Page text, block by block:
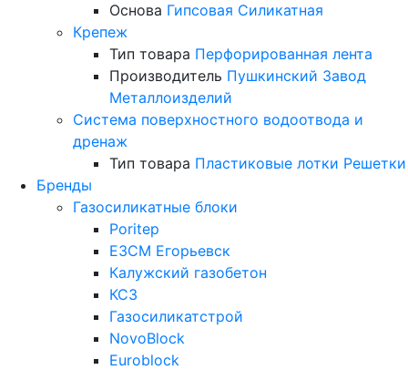
Основа Гипсовая Силикатная
Крепеж
Тип товара Перфорированная лента
Производитель Пушкинский Завод
Металлоизделий
Система поверхностного водоотвода и
дренаж
Тип товара Пластиковые лотки Решетки
Бренды
Газосиликатные блоки
Poritep
ЕЗСМ Егорьевск
Калужский газобетон
КСЗ
Газосиликатстрой
NovoBlock
Euroblock